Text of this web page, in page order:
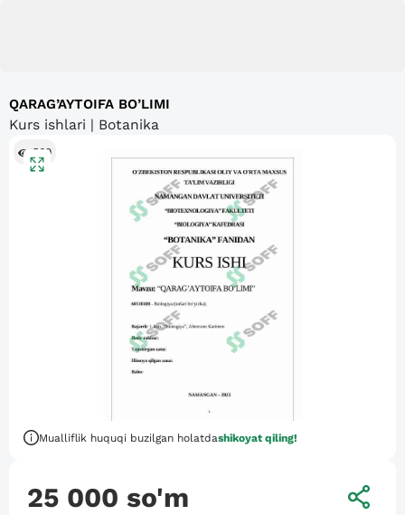
QARAG’AYTOIFA BO’LIMI
Kurs ishlari | Botanika
569
Mualliflik huquqi buzilgan holatdashikoyat qiling!
25 000 so'm